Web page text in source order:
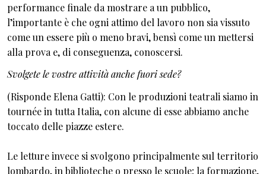
performance finale da mostrare a un pubblico,
l’importante è che ogni attimo del lavoro non sia vissuto
come un essere più o meno bravi, bensì come un mettersi
alla prova e, di conseguenza, conoscersi.
Svolgete le vostre attività anche fuori sede?
(Risponde Elena Gatti): Con le produzioni teatrali siamo in
tournée in tutta Italia, con alcune di esse abbiamo anche
toccato delle piazze estere.
Le letture invece si svolgono principalmente sul territorio
lombardo, in biblioteche o presso le scuole; la formazione,